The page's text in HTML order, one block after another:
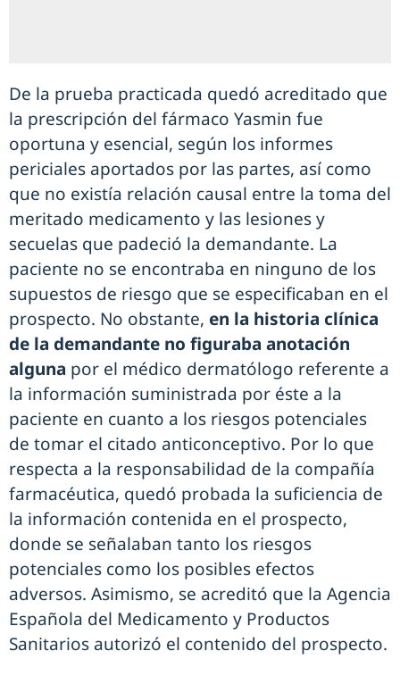
De la prueba practicada quedó acreditado que
la prescripción del fármaco Yasmin fue
oportuna y esencial, según los informes
periciales aportados por las partes, así como
que no existía relación causal entre la toma del
meritado medicamento y las lesiones y
secuelas que padeció la demandante. La
paciente no se encontraba en ninguno de los
supuestos de riesgo que se especificaban en el
prospecto. No obstante, en la historia clínica
de la demandante no figuraba anotación
alguna por el médico dermatólogo referente a
la información suministrada por éste a la
paciente en cuanto a los riesgos potenciales
de tomar el citado anticonceptivo. Por lo que
respecta a la responsabilidad de la compañía
farmacéutica, quedó probada la suficiencia de
la información contenida en el prospecto,
donde se señalaban tanto los riesgos
potenciales como los posibles efectos
adversos. Asimismo, se acreditó que la Agencia
Española del Medicamento y Productos
Sanitarios autorizó el contenido del prospecto.